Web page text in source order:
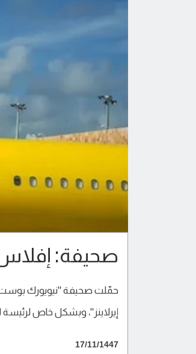
صحيفة: إفلاس
حمّلت صحيفة "نيويورك بوست"
إيرلاينز"، وبشكل خاص لرئيسة
17/11/1447